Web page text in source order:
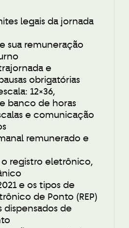
legais da jornada
sua remuneração
e
obrigatórias
12×36,
banco de horas
e comunicação
remunerado e
o registro eletrônico,
e os tipos de
de Ponto (REP)
dispensados de